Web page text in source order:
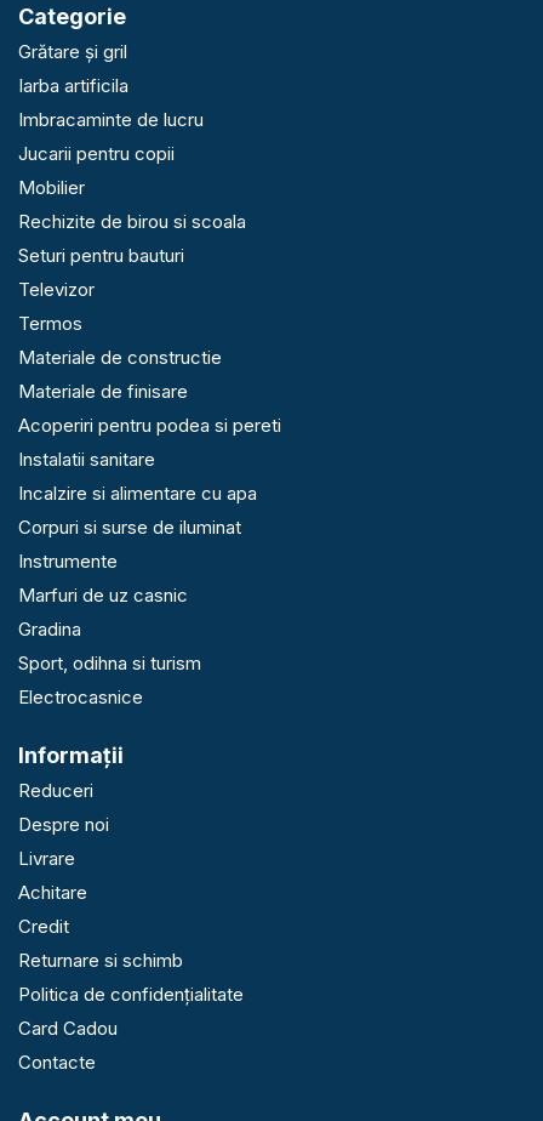
Categorie
Grătare și gril
Iarba artificila
Imbracaminte de lucru
Jucarii pentru copii
Mobilier
Rechizite de birou si scoala
Seturi pentru bauturi
Televizor
Termos
Materiale de constructie
Materiale de finisare
Acoperiri pentru podea si pereti
Instalatii sanitare
Incalzire si alimentare cu apa
Corpuri si surse de iluminat
Instrumente
Marfuri de uz casnic
Gradina
Sport, odihna si turism
Electrocasnice
Informaţii
Reduceri
Despre noi
Livrare
Achitare
Credit
Returnare si schimb
Politica de confidențialitate
Card Cadou
Contacte